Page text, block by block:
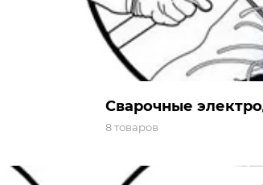
Сварочные
8 товаров